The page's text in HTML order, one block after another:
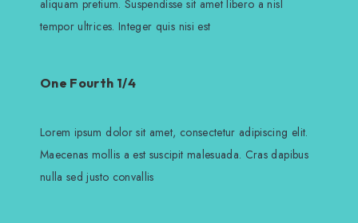
aliquam pretium. Suspendisse sit amet libero a nisl
tempor ultrices. Integer quis nisi est
One Fourth 1/4
Lorem ipsum dolor sit amet, consectetur adipiscing elit.
Maecenas mollis a est suscipit malesuada. Cras dapibus
nulla sed justo convallis